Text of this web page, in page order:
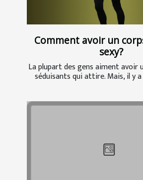
Comment avoir un
sexy?
La plupart des gens aiment avoir
séduisants qui attire. Mais, il y